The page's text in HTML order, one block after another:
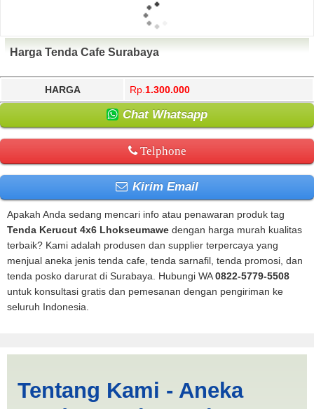
Harga Tenda Cafe Surabaya
HARGA Rp. 1.300.000
Chat Whatsapp
Telphone
Kirim Email
Apakah Anda sedang mencari info atau penawaran produk tag
Tenda Kerucut 4x6 Lhokseumawe dengan harga murah kualitas
terbaik? Kami adalah produsen dan supplier terpercaya yang
menjual aneka jenis tenda cafe, tenda sarnafil, tenda promosi, dan
tenda posko darurat di Surabaya. Hubungi WA0822-5779-5508
untuk konsultasi gratis dan pemesanan dengan pengiriman ke
seluruh Indonesia.
Lhokseumawe | PRODUKSI
Tentang Kami - Aneka